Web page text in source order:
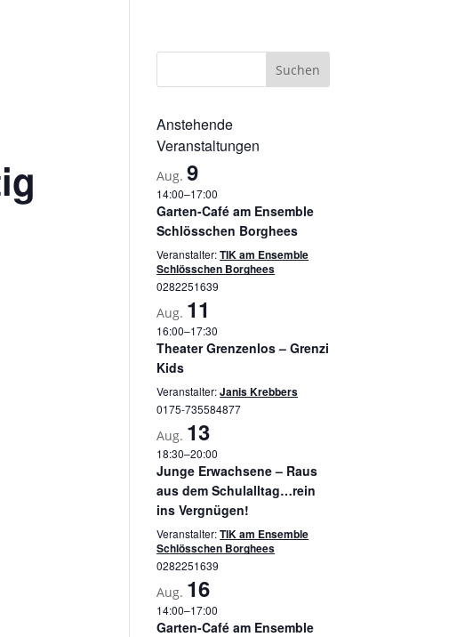
Anstehende
Veranstaltungen
Aug.9
14:00–17:00
Garten-Café am Ensemble
Schlösschen Borghees
Veranstalter:TIK am Ensemble
Schlösschen Borghees
0282251639
Aug. 11
16:00–17:30
Theater Grenzenlos – Grenzi
Kids
Veranstalter:Janis Krebbers
0175-735584877
Aug. 13
18:30–20:00
Junge Erwachsene – Raus
aus dem Schulalltag…rein
ins Vergnügen!
Veranstalter:TIK am Ensemble
Schlösschen Borghees
0282251639
Aug. 16
14:00–17:00
Garten-Café am Ensemble